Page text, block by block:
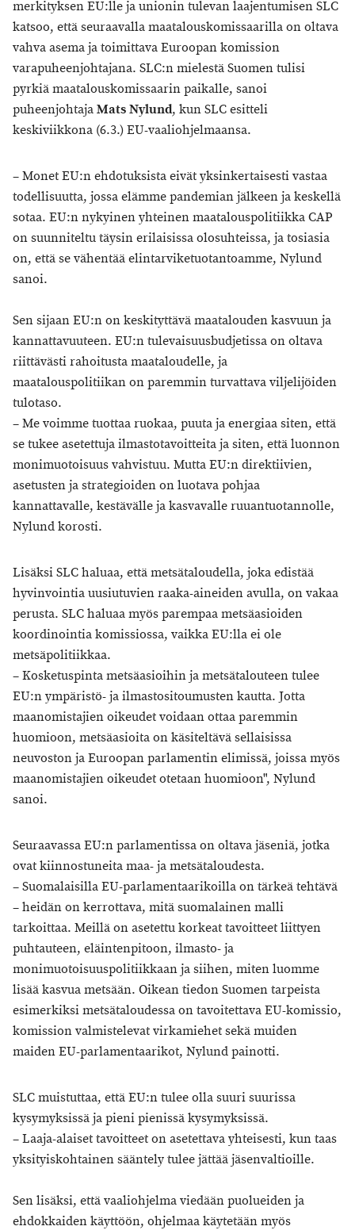
merkityksen EU:lle ja unionin tulevan laajentumisen SLC
katsoo, että seuraavalla maatalouskomissaarilla on oltava
vahva asema ja toimittava Euroopan komission
varapuheenjohtajana. SLC:n mielestä Suomen tulisi
pyrkiä maatalouskomissaarin paikalle, sanoi
puheenjohtajaMats Nylund, kun SLC esitteli
keskiviikkona (6.3.) EU-vaaliohjelmaansa.
– Monet EU:n ehdotuksista eivät yksinkertaisesti vastaa
todellisuutta, jossa elämme pandemian jälkeen ja keskellä
sotaa. EU:n nykyinen yhteinen maatalouspolitiikka CAP
on suunniteltu täysin erilaisissa olosuhteissa, ja tosiasia
on, että se vähentää elintarviketuotantoamme, Nylund
sanoi.
Sen sijaan EU:n on keskityttävä maatalouden kasvuun ja
kannattavuuteen. EU:n tulevaisuusbudjetissa on oltava
riittävästi rahoitusta maataloudelle, ja
maatalouspolitiikan on paremmin turvattava viljelijöiden
tulotaso.
– Me voimme tuottaa ruokaa, puuta ja energiaa siten, että
se tukee asetettuja ilmastotavoitteita ja siten, että luonnon
monimuotoisuus vahvistuu. Mutta EU:n direktiivien,
asetusten ja strategioiden on luotava pohjaa
kannattavalle, kestävälle ja kasvavalle ruuantuotannolle,
Nylund korosti.
Lisäksi SLC haluaa, että metsätaloudella, joka edistää
hyvinvointia uusiutuvien raaka-aineiden avulla, on vakaa
perusta. SLC haluaa myös parempaa metsäasioiden
koordinointia komissiossa, vaikka EU:lla ei ole
metsäpolitiikkaa.
– Kosketuspinta metsäasioihin ja metsätalouteen tulee
EU:n ympäristö- ja ilmastositoumusten kautta. Jotta
maanomistajien oikeudet voidaan ottaa paremmin
huomioon, metsäasioita on käsiteltävä sellaisissa
neuvoston ja Euroopan parlamentin elimissä, joissa myös
maanomistajien oikeudet otetaan huomioon", Nylund
sanoi.
Seuraavassa EU:n parlamentissa on oltava jäseniä, jotka
ovat kiinnostuneita maa- ja metsätaloudesta.
– Suomalaisilla EU-parlamentaarikoilla on tärkeä tehtävä
– heidän on kerrottava, mitä suomalainen malli
tarkoittaa. Meillä on asetettu korkeat tavoitteet liittyen
puhtauteen, eläintenpitoon, ilmasto- ja
monimuotoisuuspolitiikkaan ja siihen, miten luomme
lisää kasvua metsään. Oikean tiedon Suomen tarpeista
esimerkiksi metsätaloudessa on tavoitettava EU-komissio,
komission valmistelevat virkamiehet sekä muiden
maiden EU-parlamentaarikot, Nylund painotti.
SLC muistuttaa, että EU:n tulee olla suuri suurissa
kysymyksissä ja pieni pienissä kysymyksissä.
– Laaja-alaiset tavoitteet on asetettava yhteisesti, kun taas
yksityiskohtainen sääntely tulee jättää jäsenvaltioille.
Sen lisäksi, että vaaliohjelma viedään puolueiden ja
ehdokkaiden käyttöön, ohjelmaa käytetään myös